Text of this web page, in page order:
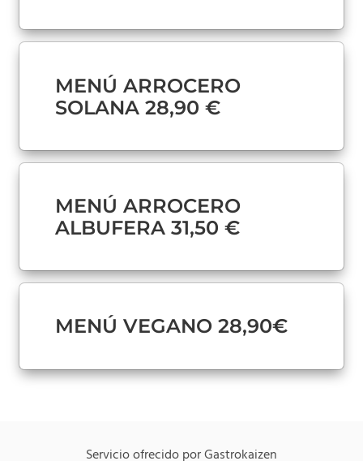
MENÚ ARROCERO
SOLANA 28,90 €
MENÚ ARROCERO
ALBUFERA 31,50 €
MENÚ VEGANO 28,90€
Servicio ofrecido por Gastrokaizen